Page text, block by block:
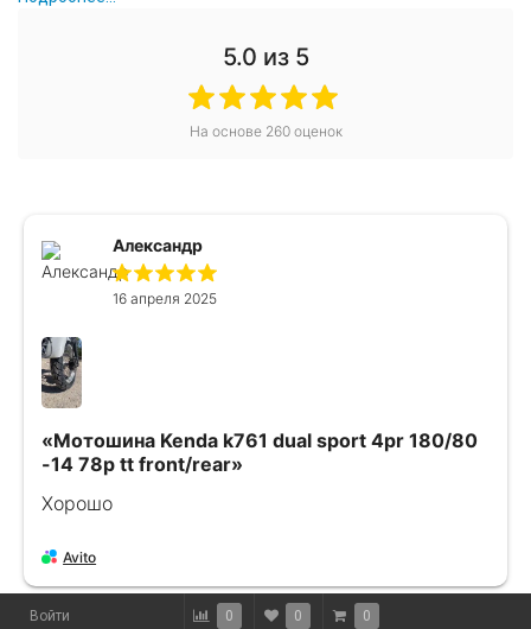
5.0 из 5
На основе 260оценок
Александр
16 апреля 2025
«Мотошина Kenda k761 dual sport 4pr 180/80
-14 78p tt front/rear»
Хорошо
Avito
Войти 0 0 0